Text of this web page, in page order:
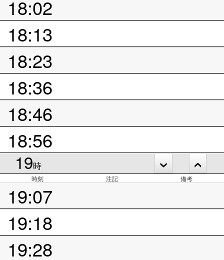
18:02
18:13
18:23
18:36
18:46
18:56
19時
時刻 注記 備考
19:07
19:18
19:28